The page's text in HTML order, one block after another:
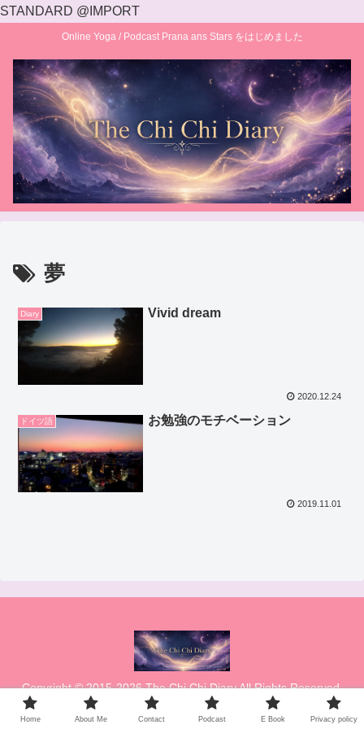
STANDARD @IMPORT
Online Yoga / Podcast Prana ans Stars をはじめました
夢
Diary Vivid dream
2020.12.24
ドイツ語 お勉強のモチベーション
2019.11.01
Copyright © 2015-2026 The Chi Chi Diary All Rights Reserved.
Home About Me Contact Podcast E Book Privacy policy